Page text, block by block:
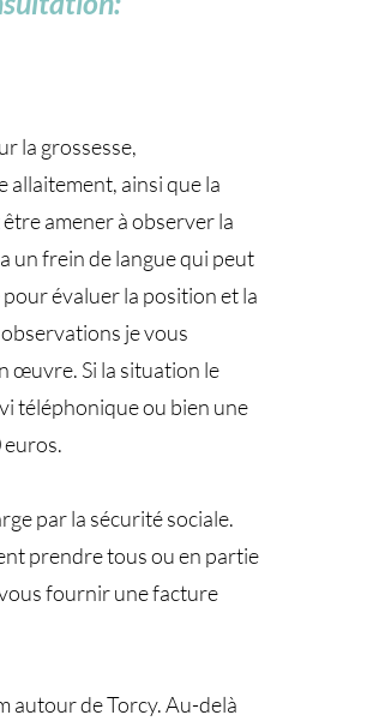
la grossesse,
allaitement, ainsi que la
amener à observer la
un frein de langue qui peut
évaluer la position et la
je vous
œuvre. Si la situation le
téléphonique ou bien une
par la sécurité sociale.
prendre tous ou en partie
fournir une facture
autour de Torcy. Au-delà